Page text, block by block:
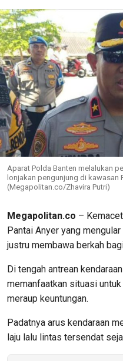
Aparat Polda Banten melalukan
lonjakan pengunjung di kawasan
(Megapolitan.co/Zhavira Putri)
Megapolitan.co –
Pantai Anyer yang
justru membawa berkah
Di tengah antrean
memanfaatkan situasi
meraup keuntungan.
Padatnya arus kendaraan
laju lalu lintas tersendat